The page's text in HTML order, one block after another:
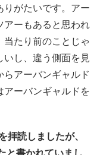
がたいです。アー
アーもあると思われ
たり前のことじゃ
し、違う側面を見
アーバンギャルド
ーバンギャルドを
読しましたが、